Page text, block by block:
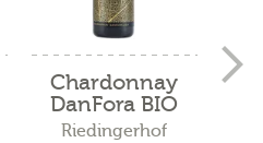
Chardonnay
DanFora BIO
2024
Riedingerhof